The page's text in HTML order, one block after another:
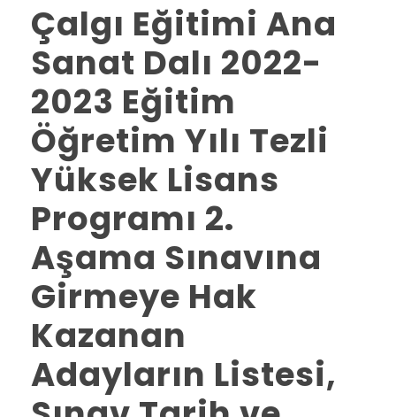
Çalgı Eğitimi Ana
Sanat Dalı 2022-
2023 Eğitim
Öğretim Yılı Tezli
Yüksek Lisans
Programı 2.
Aşama Sınavına
Girmeye Hak
Kazanan
Adayların Listesi,